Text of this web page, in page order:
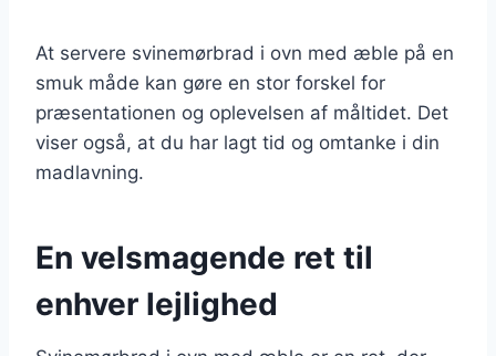
At servere svinemørbrad i ovn med æble på en
smuk måde kan gøre en stor forskel for
præsentationen og oplevelsen af måltidet. Det
viser også, at du har lagt tid og omtanke i din
madlavning.
En velsmagende ret til
enhver lejlighed